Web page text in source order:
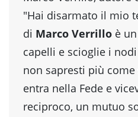
"Hai disarmato il mio
di Marco Verrillo è
capelli e scioglie i
non sapresti più
entra nella Fede e
reciproco, un mutuo